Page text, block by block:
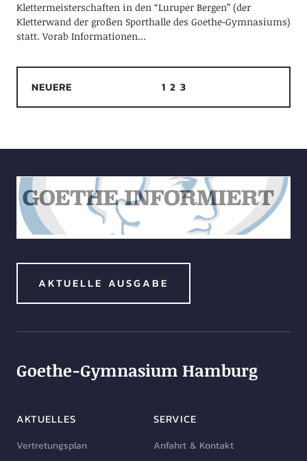
Klettermeisterschaften in den “Luruper Bergen” (der
Kletterwand der großen Sporthalle des Goethe-Gymnasiums)
statt. Vorab Informationen…
NEUERE 1 2 3
AKTUELLE AUSGABE
Goethe-Gymnasium Hamburg
AKTUELLES
Vertretungsplan
SERVICE
Anfahrt & Kontakt